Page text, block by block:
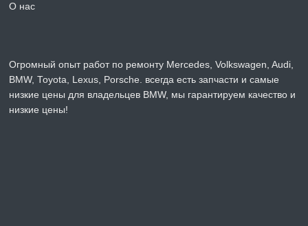
О нас
Огромный опыт работ по ремонту Mercedes, Volkswagen, Audi,
BMW, Toyota, Lexus, Porsche. всегда есть запчасти и самые
низкие цены для владельцев BMW, мы гарантируем качество и
низкие цены!